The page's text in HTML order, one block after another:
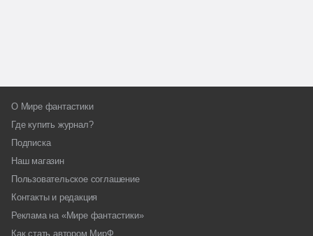
О Мире фантастики
Где купить журнал?
Подписка
Наш магазин
Пользовательское соглашение
Контакты и редакция
Реклама на «Мире фантастики»
Как стать автором МирФ